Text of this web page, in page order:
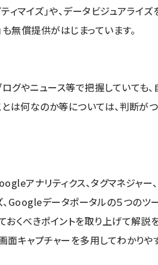
ィマイズ」や、データビジュアライ
も無償提供がはじまっています。
グやニュース等で把握していても、
とは何なのか等については、判断が
アナリティクス、タグマネジャー
Googleデータポータルの５つのツ
おくべきポイントを取り上げて解説
面キャプチャーを多用してわかりや